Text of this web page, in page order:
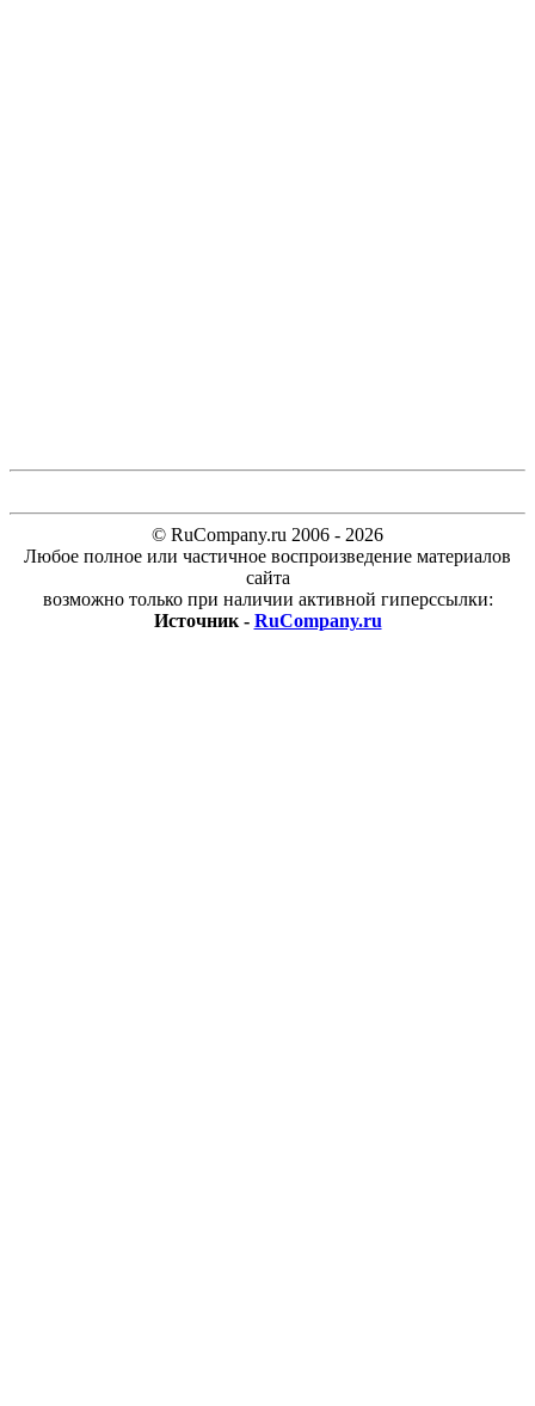
© RuCompany.ru 2006 - 2026
Любое полное или частичное воспроизведение материалов
сайта
возможно только при наличии активной гиперссылки:
Источник - RuCompany.ru